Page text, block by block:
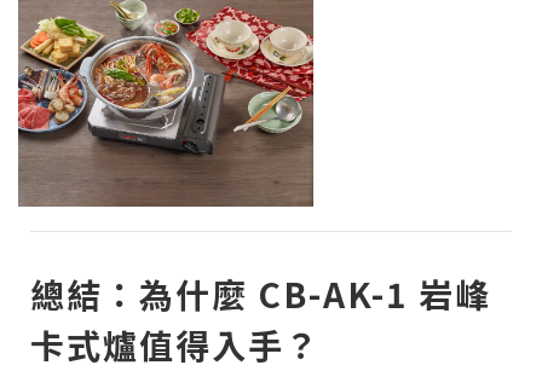
總結：為什麼 CB-AK-1 岩峰
卡式爐值得入手？